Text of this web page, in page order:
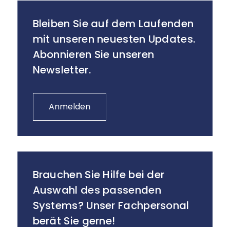
Bleiben Sie auf dem Laufenden
mit unseren neuesten Updates.
Abonnieren Sie unseren
Newsletter.
Anmelden
Brauchen Sie Hilfe bei der
Auswahl des passenden
Systems? Unser Fachpersonal
berät Sie gerne!